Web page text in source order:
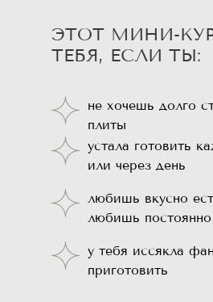
ЭТОТ МИНИ-
ТЕБЯ, ЕСЛИ ТЫ:
не хочешь долго
плиты
⁠устала готовить
или через день
любишь вкусно
любишь постоянно
у тебя ⁠иссякла
приготовить